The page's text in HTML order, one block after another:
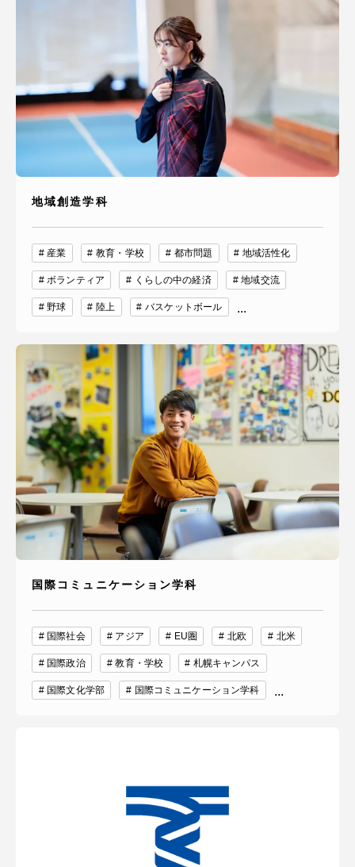
地域創造学科
産業 教育・学校 都市問題 地域活性化
ボランティア くらしの中の経済 地域交流
野球 陸上 バスケットボール ...
国際コミュニケーション学科
国際社会 アジア EU圏 北欧 北米
国際政治 教育・学校 札幌キャンパス
国際文化学部 国際コミュニケーション学科 ...